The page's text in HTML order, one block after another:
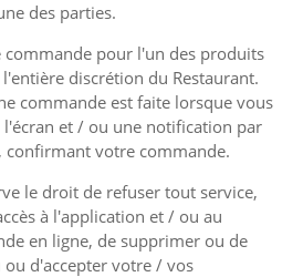
des parties.
commande pour l'un des produits
discrétion du Restaurant.
commande est faite lorsque vous
l'écran et / ou une notification par
confirmant votre commande.
le droit de refuser tout service,
à l'application et / ou au
en ligne, de supprimer ou de
d'accepter votre / vos